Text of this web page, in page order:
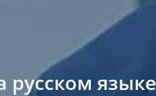
русском языке